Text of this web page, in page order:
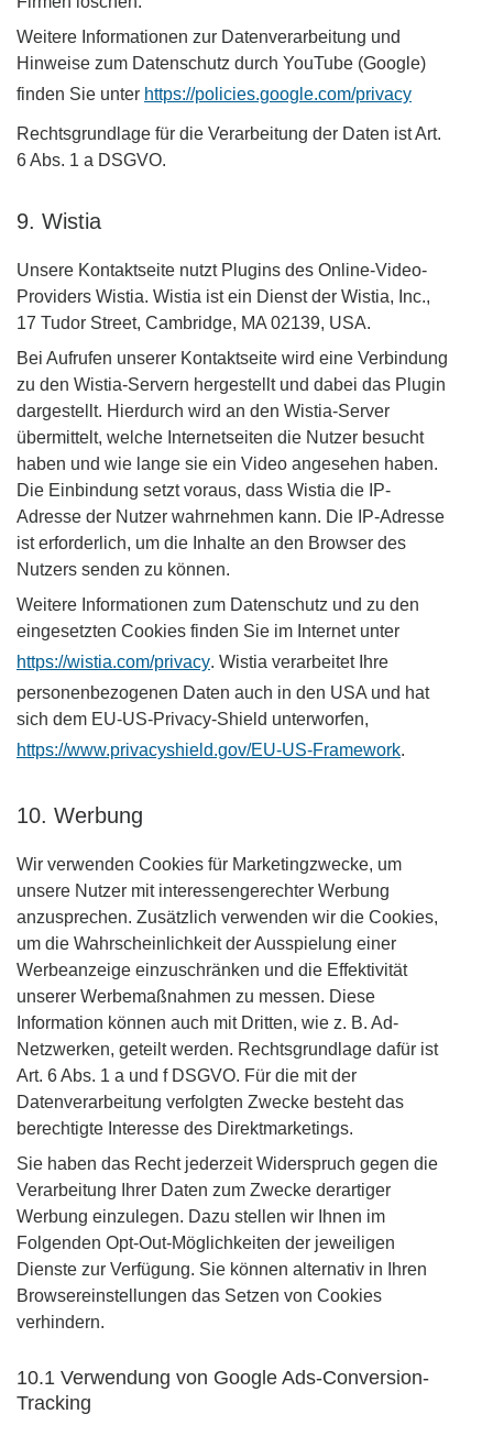
Weitere Informationen zur Datenverarbeitung und
Hinweise zum Datenschutz durch YouTube (Google)
finden Sie unter https://policies.google.com/privacy
Rechtsgrundlage für die Verarbeitung der Daten ist Art.
6 Abs. 1 a DSGVO.
9. Wistia
Unsere Kontaktseite nutzt Plugins des Online-Video-
Providers Wistia. Wistia ist ein Dienst der Wistia, Inc.,
17 Tudor Street, Cambridge, MA 02139, USA.
Bei Aufrufen unserer Kontaktseite wird eine Verbindung
zu den Wistia-Servern hergestellt und dabei das Plugin
dargestellt. Hierdurch wird an den Wistia-Server
übermittelt, welche Internetseiten die Nutzer besucht
haben und wie lange sie ein Video angesehen haben.
Die Einbindung setzt voraus, dass Wistia die IP-
Adresse der Nutzer wahrnehmen kann. Die IP-Adresse
ist erforderlich, um die Inhalte an den Browser des
Nutzers senden zu können.
Weitere Informationen zum Datenschutz und zu den
eingesetzten Cookies finden Sie im Internet unter
​https://wistia.com/privacy. Wistia verarbeitet Ihre
personenbezogenen Daten auch in den USA und hat
sich dem EU-US-Privacy-Shield unterworfen, ​
https://www.privacyshield.gov/EU-US-Framework.
10. Werbung
Wir verwenden Cookies für Marketingzwecke, um
unsere Nutzer mit interessengerechter Werbung
anzusprechen. Zusätzlich verwenden wir die Cookies,
um die Wahrscheinlichkeit der Ausspielung einer
Werbeanzeige einzuschränken und die Effektivität
unserer Werbemaßnahmen zu messen. Diese
Information können auch mit Dritten, wie z. B. Ad-
Netzwerken, geteilt werden. Rechtsgrundlage dafür ist
Art. 6 Abs. 1 a und f DSGVO. Für die mit der
Datenverarbeitung verfolgten Zwecke besteht das
berechtigte Interesse des Direktmarketings.
Sie haben das Recht jederzeit Widerspruch gegen die
Verarbeitung Ihrer Daten zum Zwecke derartiger
Werbung einzulegen. Dazu stellen wir Ihnen im
Folgenden Opt-Out-Möglichkeiten der jeweiligen
Dienste zur Verfügung. Sie können alternativ in Ihren
Browsereinstellungen das Setzen von Cookies
verhindern.
10.1 Verwendung von Google Ads-Conversion-
Tracking